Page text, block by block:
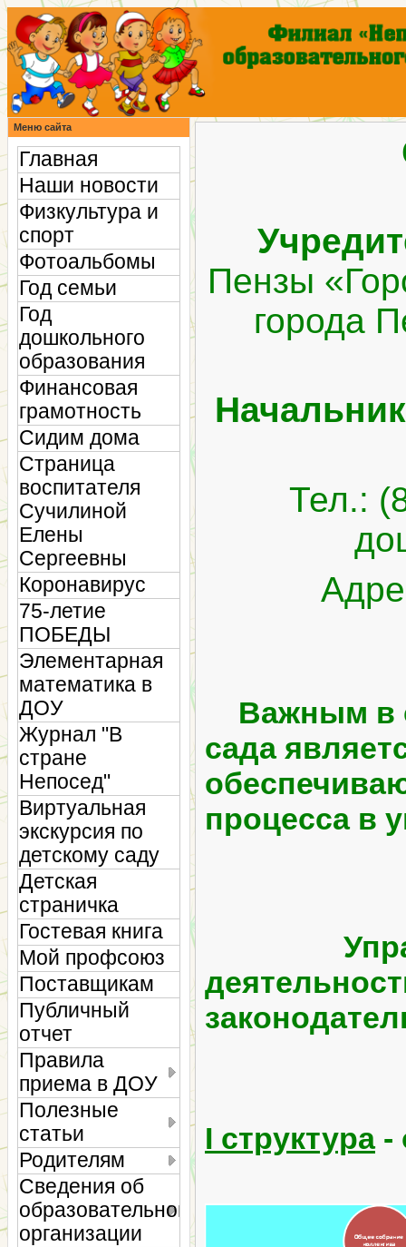
Меню сайта
Главная
Наши новости
Физкультура и
спорт
Фотоальбомы
Год семьи
Год
дошкольного
образования
Финансовая
грамотность
Сидим дома
Страница
воспитателя
Сучилиной
Елены
Сергеевны
Коронавирус
75-летие
ПОБЕДЫ
Элементарная
математика в
ДОУ
Журнал "В
стране
Непосед"
Виртуальная
экскурсия по
детскому саду
Детская
страничка
Гостевая книга
Мой профсоюз
Поставщикам
Публичный
отчет
Правила
приема в ДОУ
Полезные
статьи
Родителям
Сведения об
образовательной
организации
Пензы
города
Тел.:
Важным в
сада
процесса в
I структура -